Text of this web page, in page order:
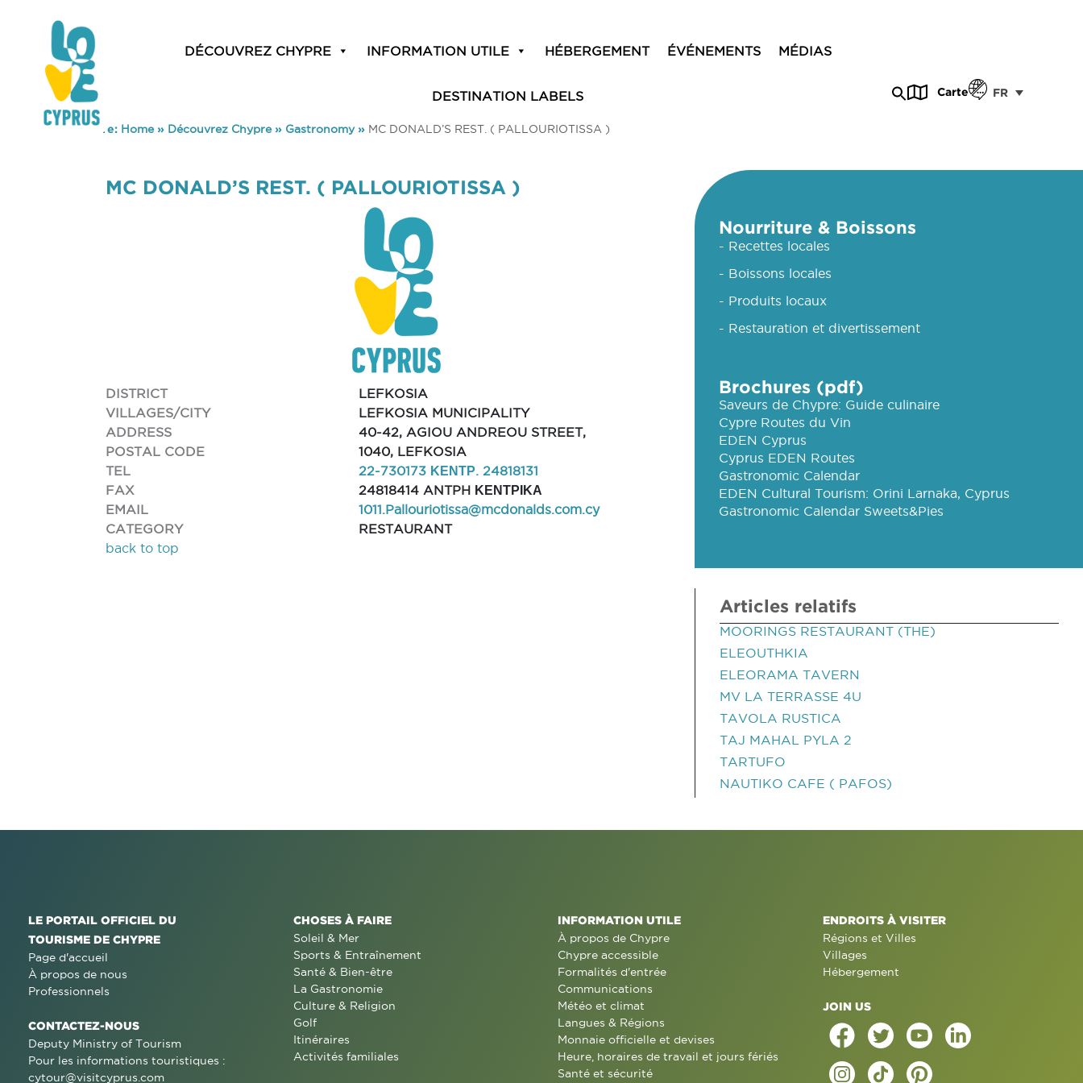
DÉCOUVREZ CHYPRE INFORMATION UTILE HÉBERGEMENT ÉVÉNEMENTS MÉDIAS
DESTINATION LABELS Carte FR
You are here: Home» Découvrez Chypre» Gastronomy» MC DONALD’S REST. ( PALLOURIOTISSA )
MC DONALD’S REST. ( PALLOURIOTISSA )
DISTRICT
LEFKOSIA
VILLAGES/CITY
LEFKOSIA MUNICIPALITY
ADDRESS
40-42, AGIOU ANDREOU STREET,
POSTAL CODE
1040, LEFKOSIA
TEL
22-730173 ΚΕΝΤΡ. 24818131
FAX
24818414 ANTPH ΚΕΝΤΡΙΚΑ
EMAIL
1011.Pallouriotissa@mcdonalds.com.cy
CATEGORY
RESTAURANT
back to top
Nourriture & Boissons
- Recettes locales
- Boissons locales
- Produits locaux
- Restauration et divertissement
Brochures (pdf)
Saveurs de Chypre: Guide culinaire
Cypre Routes du Vin
EDEN Cyprus
Cyprus EDEN Routes
Gastronomic Calendar
EDEN Cultural Tourism: Orini Larnaka, Cyprus
Gastronomic Calendar Sweets&Pies
Articles relatifs
MOORINGS RESTAURANT (THE)
ELEOUTHKIA
ELEORAMA TAVERN
MV LA TERRASSE 4U
TAVOLA RUSTICA
TAJ MAHAL PYLA 2
TARTUFO
NAUTIKO CAFE ( PAFOS)
LE PORTAIL OFFICIEL DU
TOURISME DE CHYPRE
Page d'accueil
À propos de nous
Professionnels
CONTACTEZ-NOUS
Deputy Ministry of Tourism
Pour les informations touristiques :
cytour@visitcyprus.com
CHOSES À FAIRE
Soleil & Mer
Sports & Entraînement
Santé & Bien-être
La Gastronomie
Culture & Religion
Golf
Itinéraires
Activités familiales
INFORMATION UTILE
À propos de Chypre
Chypre accessible
Formalités d'entrée
Communications
Météo et climat
Langues & Régions
Monnaie officielle et devises
Heure, horaires de travail et jours fériés
Santé et sécurité
ENDROITS À VISITER
Régions et Villes
Villages
Hébergement
JOIN US